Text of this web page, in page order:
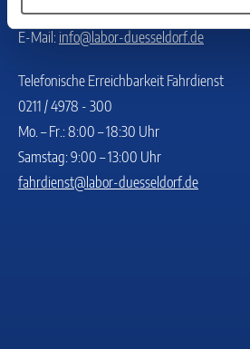
E-Mail: info@labor-duesseldorf.de
Telefonische Erreichbarkeit Fahrdienst
0211 / 4978 - 300
Mo. – Fr.: 8:00 – 18:30 Uhr
Samstag: 9:00 – 13:00 Uhr
fahrdienst@labor-duesseldorf.de